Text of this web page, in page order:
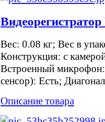
Вес: 0.08 кг; Вес в
Конструкция: с
Встроенный
сенсор): Есть;
Описание товара